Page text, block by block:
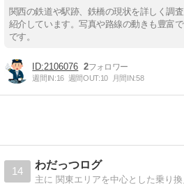
関西の鉄道や駅跡、鉄橋の現状を詳しく調
紹介しています。写真や路線の動きも豊富
です。
2106076 2
週間IN:16 週間OUT:10 月間IN:58
14
わだっつログ